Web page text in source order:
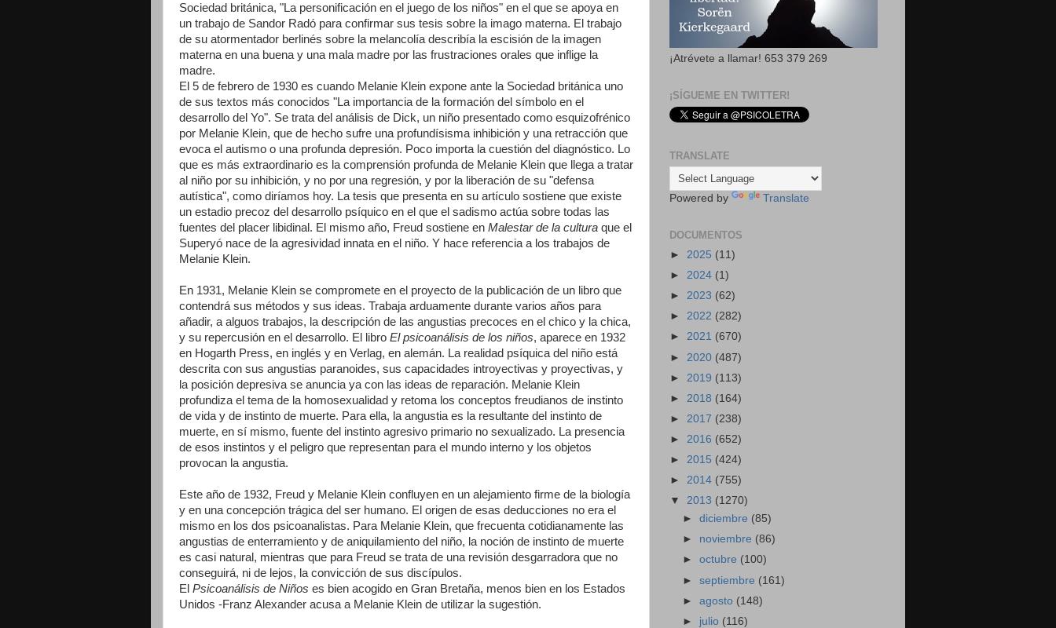
Sociedad británica, "La personificación en el juego de los niños" en el que se apoya en
un trabajo de Sandor Radó para confirmar sus tesis sobre la imago materna. El trabajo
de su atormentador berlinés sobre la melancolía describía la escisión de la imagen
materna en una buena y una mala madre por las frustraciones orales que inflige la
madre.
El 5 de febrero de 1930 es cuando Melanie Klein expone ante la Sociedad británica uno
de sus textos más conocidos "La importancia de la formación del símbolo en el
desarrollo del Yo". Se trata del análisis de Dick, un niño presentado como esquizofrénico
por Melanie Klein, que de hecho sufre una profundísisma inhibición y una retracción que
evoca el autismo o una profunda depresión. Poco importa la cuestión del diagnóstico. Lo
que es más extraordinario es la comprensión profunda de Melanie Klein que llega a tratar
al niño por su inhibición, y no por una regresión, y por la liberación de su "defensa
autística", como diríamos hoy. La tesis que presenta en su artículo sostiene que existe
un estadio precoz del desarrollo psíquico en el que el sadismo actúa sobre todas las
fuentes del placer libidinal. El mismo año, Freud sostiene en Malestar de la cultura que el
Superyó nace de la agresividad innata en el niño. Y hace referencia a los trabajos de
Melanie Klein.
En 1931, Melanie Klein se compromete en el proyecto de la publicación de un libro que
contendrá sus métodos y sus ideas. Trabaja arduamente durante varios años para
añadir, a alguos trabajos, la descripción de las angustias precoces en el chico y la chica,
y su repercusión en el desarrollo. El libro El psicoanálisis de los niños, aparece en 1932
en Hogarth Press, en inglés y en Verlag, en alemán. La realidad psíquica del niño está
descrita con sus angustias paranoides, sus capacidades introyectivas y proyectivas, y
la posición depresiva se anuncia ya con las ideas de reparación. Melanie Klein
profundiza el tema de la homosexualidad y retoma los conceptos freudianos de instinto
de vida y de instinto de muerte. Para ella, la angustia es la resultante del instinto de
muerte, en sí mismo, fuente del instinto agresivo primario no sexualizado. La presencia
de esos instintos y el peligro que representan para el mundo interno y los objetos
provocan la angustia.
Este año de 1932, Freud y Melanie Klein confluyen en un alejamiento firme de la biología
y en una concepción trágica del ser humano. El origen de esas deducciones no era el
mismo en los dos psicoanalistas. Para Melanie Klein, que frecuenta cotidianamente las
angustias de enterramiento y de aniquilamiento del niño, la noción de instinto de muerte
es casi natural, mientras que para Freud se trata de una revisión desgarradora que no
conseguirá, ni de lejos, la convicción de sus discípulos.
El Psicoanálisis de Niños es bien acogido en Gran Bretaña, menos bien en los Estados
Unidos -Franz Alexander acusa a Melanie Klein de utilizar la sugestión.
¡Atrévete a llamar! 653 379 269
¡SÍGUEME EN TWITTER!
TRANSLATE
Powered by Translate
DOCUMENTOS
► 2025 (11)
► 2024 (1)
► 2023 (62)
► 2022 (282)
► 2021 (670)
► 2020 (487)
► 2019 (113)
► 2018 (164)
► 2017 (238)
► 2016 (652)
► 2015 (424)
► 2014 (755)
▼ 2013 (1270)
►diciembre (85)
► noviembre (86)
►octubre (100)
►septiembre (161)
►agosto (148)
► julio (116)